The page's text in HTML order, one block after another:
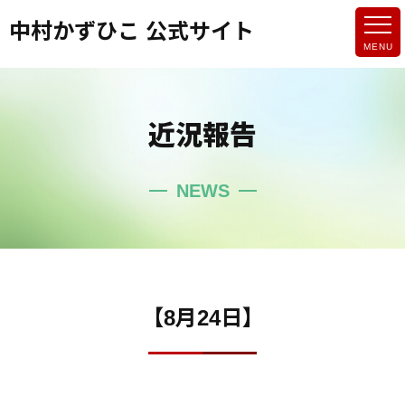
中村かずひこ 公式サイト
近況報告
NEWS
【8月24日】